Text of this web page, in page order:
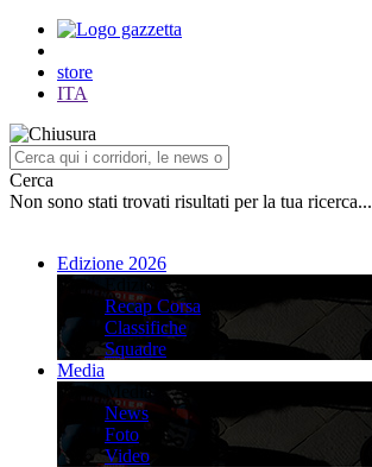
store
ITA
Cerca
Non sono stati trovati risultati per la tua ricerca...
Edizione 2026
Edizione 2026
Recap Corsa
Classifiche
Squadre
Media
Media
News
Foto
Video